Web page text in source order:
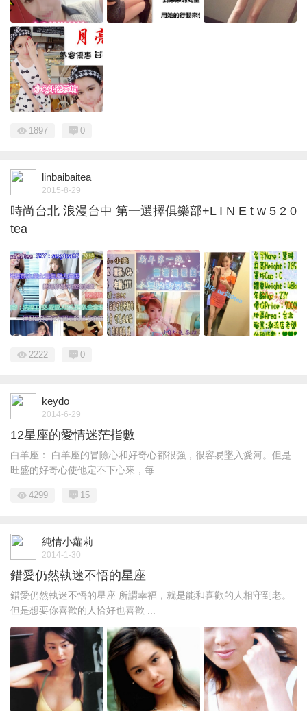
1897 0
linbaibaitea
2015-8-29
時尚台北 浪漫台中 第一選擇俱樂部+L I N E t w 5 2 0
tea
2222 0
keydo
2014-6-29
12星座的愛情迷茫指數
白羊座： 白羊座的冒險心和好奇心都很強，很容易墜入愛河。但是
旺盛的好奇心使他定不下心來，每 ...
4299 15
純情小蘿莉
2014-1-30
錯愛仍然執迷不悟的星座
錯愛仍然執迷不悟的星座 所謂幸福，就是能和喜歡的人相守到老。
但是想要你喜歡的人恰好也喜歡 ...